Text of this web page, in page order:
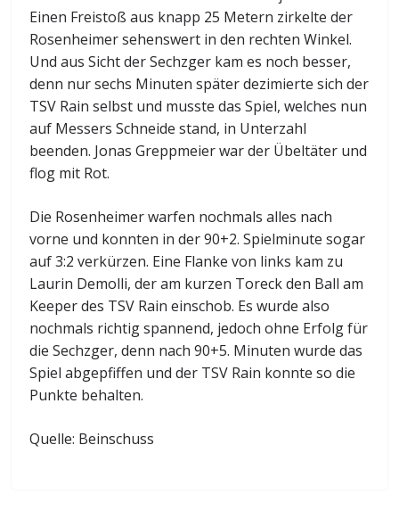
Einen Freistoß aus knapp 25 Metern zirkelte der
Rosenheimer sehenswert in den rechten Winkel.
Und aus Sicht der Sechzger kam es noch besser,
denn nur sechs Minuten später dezimierte sich der
TSV Rain selbst und musste das Spiel, welches nun
auf Messers Schneide stand, in Unterzahl
beenden. Jonas Greppmeier war der Übeltäter und
flog mit Rot.
Die Rosenheimer warfen nochmals alles nach
vorne und konnten in der 90+2. Spielminute sogar
auf 3:2 verkürzen. Eine Flanke von links kam zu
Laurin Demolli, der am kurzen Toreck den Ball am
Keeper des TSV Rain einschob. Es wurde also
nochmals richtig spannend, jedoch ohne Erfolg für
die Sechzger, denn nach 90+5. Minuten wurde das
Spiel abgepfiffen und der TSV Rain konnte so die
Punkte behalten.
Quelle: Beinschuss